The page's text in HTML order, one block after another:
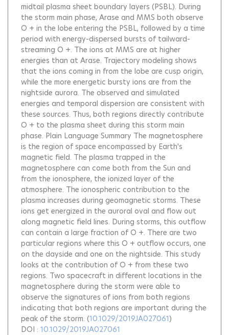
midtail plasma sheet boundary layers (PSBL). During
the storm main phase, Arase and MMS both observe
O + in the lobe entering the PSBL, followed by a time
period with energy-dispersed bursts of tailward-
streaming O +. The ions at MMS are at higher
energies than at Arase. Trajectory modeling shows
that the ions coming in from the lobe are cusp origin,
while the more energetic bursty ions are from the
nightside aurora. The observed and simulated
energies and temporal dispersion are consistent with
these sources. Thus, both regions directly contribute
O + to the plasma sheet during this storm main
phase. Plain Language Summary The magnetosphere
is the region of space encompassed by Earth's
magnetic field. The plasma trapped in the
magnetosphere can come both from the Sun and
from the ionosphere, the ionized layer of the
atmosphere. The ionospheric contribution to the
plasma increases during geomagnetic storms. These
ions get energized in the auroral oval and flow out
along magnetic field lines. During storms, this outflow
can contain a large fraction of O +. There are two
particular regions where this O + outflow occurs, one
on the dayside and one on the nightside. This study
looks at the contribution of O + from these two
regions. Two spacecraft in different locations in the
magnetosphere during the storm were able to
observe the signatures of ions from both regions
indicating that both regions are important during the
peak of the storm. (10.1029/2019JA027061)
DOI : 10.1029/2019JA027061